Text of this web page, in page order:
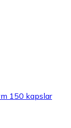
150 kapslar